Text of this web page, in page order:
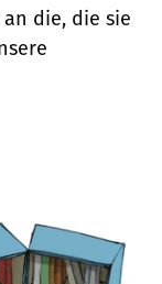
die, die sie